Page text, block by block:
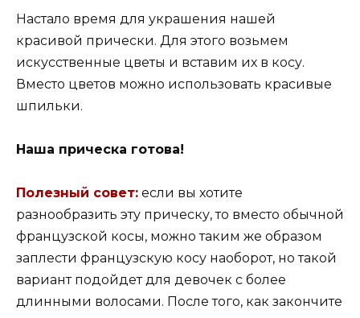
Настало время для украшения нашей
красивой прически. Для этого возьмем
искусственные цветы и вставим их в косу.
Вместо цветов можно использовать красивые
шпильки.
Наша прическа готова!
Полезный совет: если вы хотите
разнообразить эту прическу, то вместо обычной
французской косы, можно таким же образом
заплести французскую косу наоборот, но такой
вариант подойдет для девочек с более
длинными волосами. После того, как закончите